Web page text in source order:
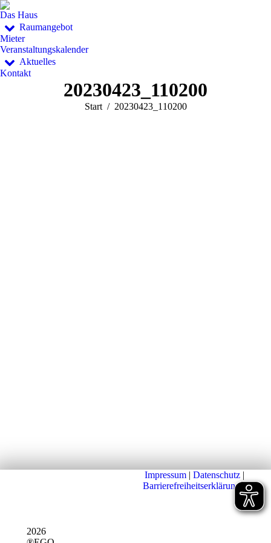
Das Haus
Raumangebot
Mieter
Veranstaltungskalender
Aktuelles
Kontakt
20230423_110200
Sie befinden sich hier:
Start 20230423_110200
2026
Impressum | Datenschutz |
Barrierefreiheitserklärung|